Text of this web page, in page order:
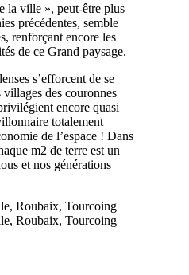
la ville », peut-être plus
précédentes, semble
renforçant encore les
de ce Grand paysage.
s’efforcent de se
villages des couronnes
encore quasi
totalement
de l’espace ! Dans
m2 de terre est un
et nos générations